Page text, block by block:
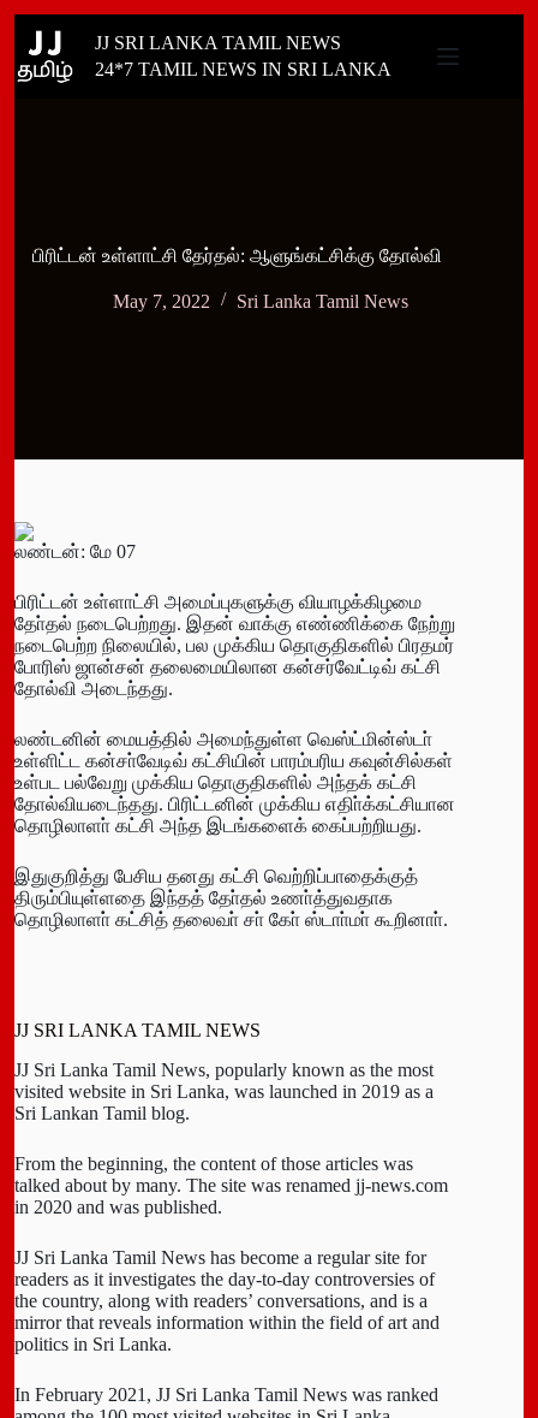
content
JJ SRI LANKA TAMIL NEWS
24*7 TAMIL NEWS IN SRI LANKA
பிரிட்டன் உள்ளாட்சி தேர்தல்: ஆளுங்கட்சிக்கு தோல்வி
May 7, 2022 Sri Lanka Tamil News
லண்டன்: மே 07
பிரிட்டன் உள்ளாட்சி அமைப்புகளுக்கு வியாழக்கிழமை
தோ்தல் நடைபெற்றது. இதன் வாக்கு எண்ணிக்கை நேற்று
நடைபெற்ற நிலையில், பல முக்கிய தொகுதிகளில் பிரதமர்
போரிஸ் ஜான்சன் தலைமையிலான கன்சர்வேட்டிவ் கட்சி
தோல்வி அடைந்தது.
லண்டனின் மையத்தில் அமைந்துள்ள வெஸ்ட்மின்ஸ்டா்
உள்ளிட்ட கன்சா்வேடிவ் கட்சியின் பாரம்பரிய கவுன்சில்கள்
உள்பட பல்வேறு முக்கிய தொகுதிகளில் அந்தக் கட்சி
தோல்வியடைந்தது. பிரிட்டனின் முக்கிய எதிா்க்கட்சியான
தொழிலாளா் கட்சி அந்த இடங்களைக் கைப்பற்றியது.
இதுகுறித்து பேசிய தனது கட்சி வெற்றிப்பாதைக்குத்
திரும்பியுள்ளதை இந்தத் தோ்தல் உணா்த்துவதாக
தொழிலாளா் கட்சித் தலைவா் சா் கோ் ஸ்டாா்மா் கூறினாா்.
JJ SRI LANKA TAMIL NEWS
JJ Sri Lanka Tamil News, popularly known as the most
visited website in Sri Lanka, was launched in 2019 as a
Sri Lankan Tamil blog.
From the beginning, the content of those articles was
talked about by many. The site was renamed jj-news.com
in 2020 and was published.
JJ Sri Lanka Tamil News has become a regular site for
readers as it investigates the day-to-day controversies of
the country, along with readers’ conversations, and is a
mirror that reveals information within the field of art and
politics in Sri Lanka.
In February 2021, JJ Sri Lanka Tamil News was ranked